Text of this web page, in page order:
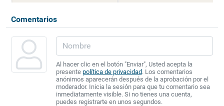
Comentarios
Al hacer clic en el botón "Enviar", Usted acepta la
presente política de privacidad. Los comentarios
anónimos aparecerán después de la aprobación por el
moderador. Inicia la sesión para que tu comentario sea
inmediatamente visible. Si no tienes una cuenta,
puedes registrarte en unos segundos.